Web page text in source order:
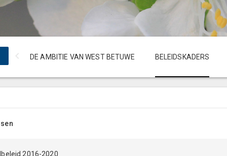
2016-2020
DE AMBITIE VAN WEST BETUWE BELEIDSKADERS